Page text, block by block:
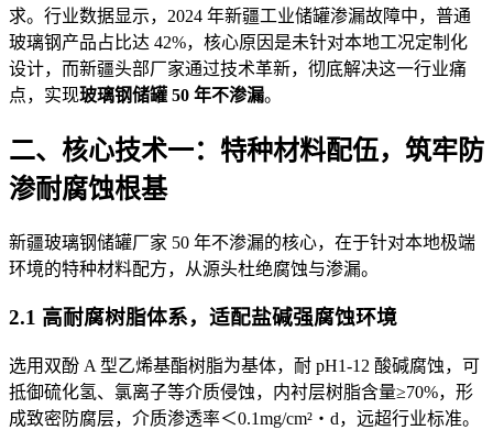
求。行业数据显示，2024 年新疆工业储罐渗漏故障中，普通
玻璃钢产品占比达 42%，核心原因是未针对本地工况定制化
设计，而新疆头部厂家通过技术革新，彻底解决这一行业痛
点，实现玻璃钢储罐 50 年不渗漏。
二、核心技术一：特种材料配伍，筑牢防
渗耐腐蚀根基
新疆玻璃钢储罐厂家 50 年不渗漏的核心，在于针对本地极端
环境的特种材料配方，从源头杜绝腐蚀与渗漏。
2.1 高耐腐树脂体系，适配盐碱强腐蚀环境
选用双酚 A 型乙烯基酯树脂为基体，耐 pH1-12 酸碱腐蚀，可
抵御硫化氢、氯离子等介质侵蚀，内衬层树脂含量≥70%，形
成致密防腐层，介质渗透率＜0.1mg/cm²・d，远超行业标准。